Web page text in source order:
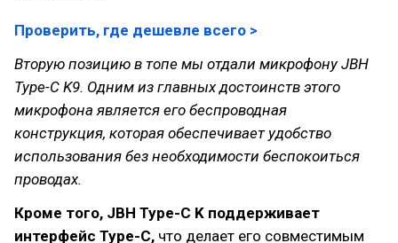
Проверить, где дешевле всего >
Вторую позицию в топе мы отдали микрофону JBH
Type-C K9. Одним из главных достоинств этого
микрофона является его беспроводная
конструкция, которая обеспечивает удобство
использования без необходимости беспокоиться
проводах.
Кроме того, JBH Type-C K поддерживает
интерфейс Type-C, что делает его совместимым